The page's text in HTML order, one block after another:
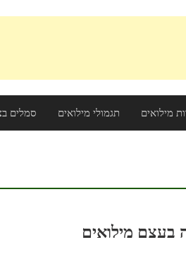
מילואים תגמולי מילואים סמלים
בעצם מילואים